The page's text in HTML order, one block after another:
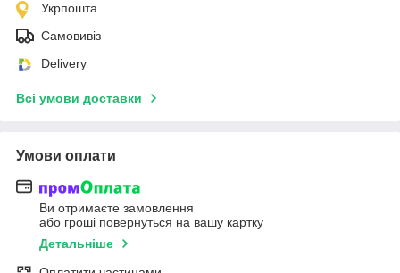
Укрпошта
Самовивіз
Delivery
Всі умови доставки
Умови оплати
Ви отримаєте замовлення
або гроші повернуться на вашу картку
Детальніше